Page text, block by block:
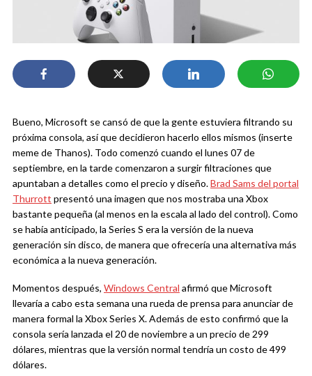
Bueno, Microsoft se cansó de que la gente estuviera filtrando su
próxima consola, así que decidieron hacerlo ellos mismos (inserte
meme de Thanos). Todo comenzó cuando el lunes 07 de
septiembre, en la tarde comenzaron a surgir filtraciones que
apuntaban a detalles como el precio y diseño.Brad Sams del portal
Thurrott presentó una imagen que nos mostraba una Xbox
bastante pequeña (al menos en la escala al lado del control). Como
se había anticipado, la Series S era la versión de la nueva
generación sin disco, de manera que ofrecería una alternativa más
económica a la nueva generación.
Momentos después, Windows Central afirmó que Microsoft
llevaría a cabo esta semana una rueda de prensa para anunciar de
manera formal la Xbox Series X. Además de esto confirmó que la
consola sería lanzada el 20 de noviembre a un precio de 299
dólares, mientras que la versión normal tendría un costo de 499
dólares.